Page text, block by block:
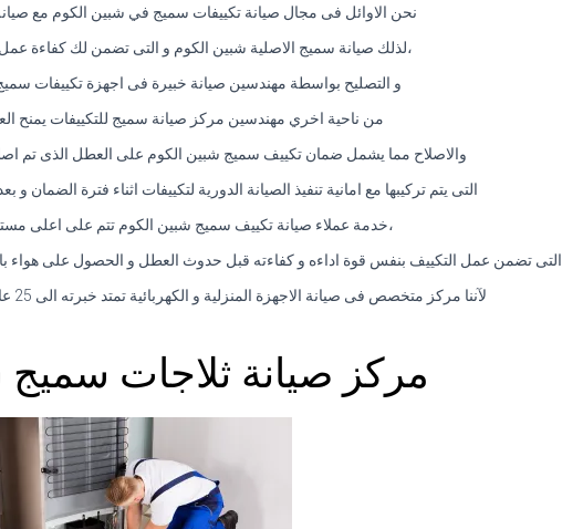
نحن الاوائل فى مجال صيانة تكييفات سميج في شبين الكوم مع
،لذلك صيانة سميج الاصلية شبين الكوم و التى تضمن لك كفاءة
و التصليح بواسطة مهندسين صيانة خبيرة فى اجهزة تكييفات
من ناحية اخري مهندسين مركز صيانة سميج للتكييفات يمنح
والاصلاح مما يشمل ضمان تكييف سميج شبين الكوم على العطل الذى تم
التى يتم تركيبها مع امانية تنفيذ الصيانة الدورية لتكييفات اثناء فترة
،خدمة عملاء صيانة تكييف سميج شبين الكوم تتم على اعلى
التى تضمن عمل التكييف بنفس قوة اداءه و كفاءته قبل حدوث العطل و الحصول على هواء
لآننا مركز متخصص فى صيانة الاجهزة المنزلية و الكهربائية تمتد خبرته الى 25 عام متواصلة فى صيانة التكييف فى مصر.
مركز صيانة ثلاجات سميج